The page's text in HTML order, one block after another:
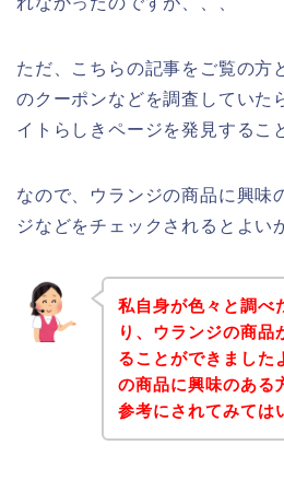
ただ、こちらの記事をご覧の方
のクーポンなどを調査していた
イトらしきページを発見するこ
なので、ウランジの商品に興味
ジなどをチェックされるとよい
私自身が色々と調べ
り、ウランジの商品
ることができました
の商品に興味のある
参考にされてみては